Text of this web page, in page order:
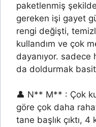
paketlenmiş
gereken işi gayet
rengi değişti,
kullandım ve çok
dayanıyor. sadece
da doldurmak
👤 N** M** : Çok
göre çok daha
tane başlık çıktı, 4